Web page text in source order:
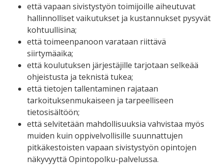
että vapaan sivistystyön toimijoille aiheutuvat
hallinnolliset vaikutukset ja kustannukset pysyvät
kohtuullisina;
että toimeenpanoon varataan riittävä
siirtymäaika;
että koulutuksen järjestäjille tarjotaan selkeää
ohjeistusta ja teknistä tukea;
että tietojen tallentaminen rajataan
tarkoituksenmukaiseen ja tarpeelliseen
tietosisältöön;
että selvitetään mahdollisuuksia vahvistaa myös
muiden kuin oppivelvollisille suunnattujen
pitkäkestoisten vapaan sivistystyön opintojen
näkyvyyttä Opintopolku-palvelussa.